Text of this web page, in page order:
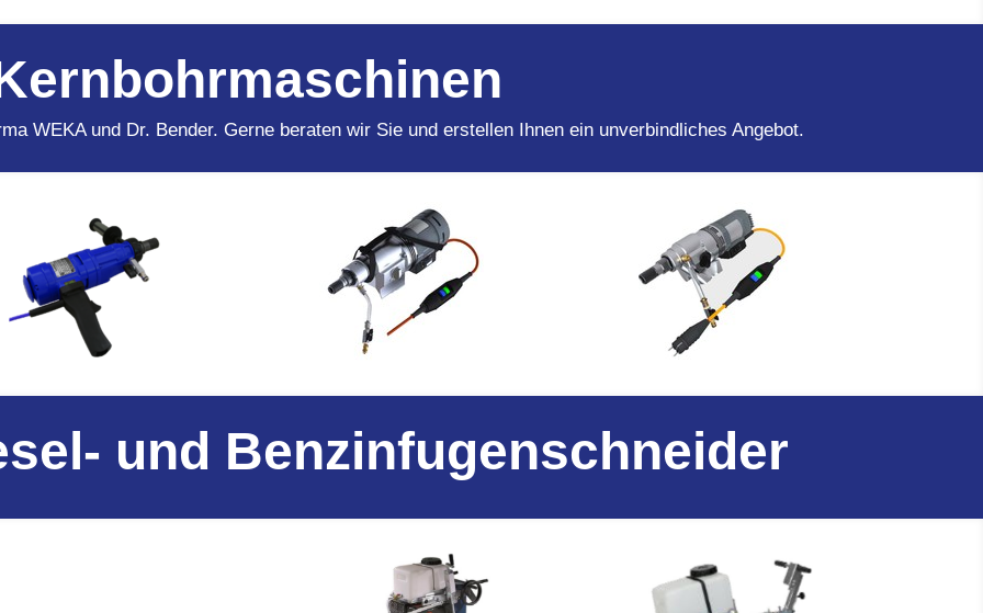
WEKA und Dr. Bender. Gerne beraten wir Sie und erstellen Ihnen ein unverbindliches Angebot.
und Benzinfugenschneider